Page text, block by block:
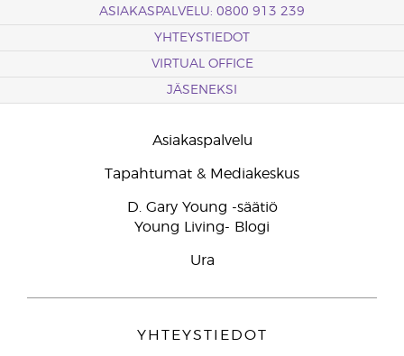
ASIAKASPALVELU: 0800 913 239
YHTEYSTIEDOT
VIRTUAL OFFICE
JÄSENEKSI
Asiakaspalvelu
Tapahtumat & Mediakeskus
D. Gary Young -säätiö
Young Living- Blogi
Ura
YHTEYSTIEDOT